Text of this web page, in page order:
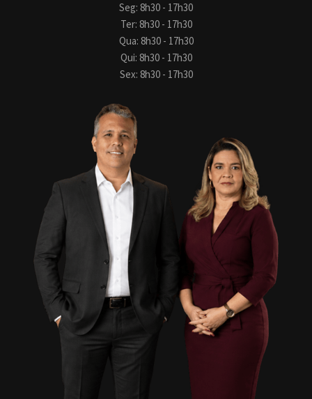
Seg: 8h30 - 17h30
Ter: 8h30 - 17h30
Qua: 8h30 - 17h30
Qui: 8h30 - 17h30
Sex: 8h30 - 17h30